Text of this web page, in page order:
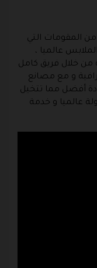
من المقومات التي
عالميا ،
من خلال فريق كامل
و مع مصانع
أفضل مما تتخيل
يملك الشحن الى أكثر من 260 دولة عالميا و خدمة